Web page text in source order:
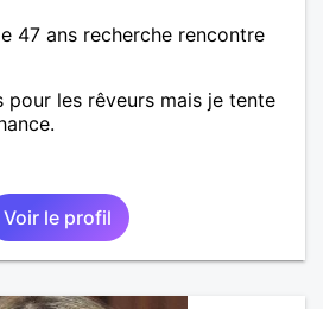
47 ans recherche rencontre
pour les rêveurs mais je tente
Voir le profil